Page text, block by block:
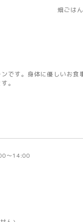
畑ごは
です。身体に優しいお食
。
～14:00